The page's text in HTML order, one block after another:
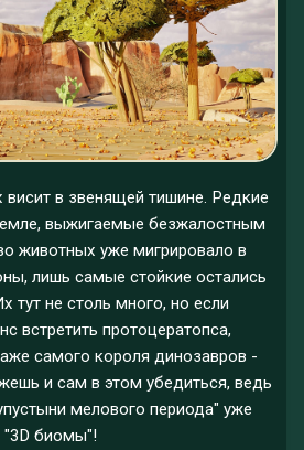
в звенящей тишине. Редкие
выжигаемые безжалостным
животных уже мигрировало в
лишь самые стойкие остались
тут не столь много, но если
встретить протоцератопса,
самого короля динозавров -
и сам в этом убедиться, ведь
мелового периода" уже
"3D биомы"!